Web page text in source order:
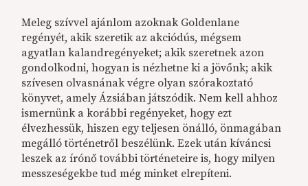
Meleg szívvel ajánlom azoknak Goldenlane
regényét, akik szeretik az akciódús, mégsem
agyatlan kalandregényeket; akik szeretnek azon
gondolkodni, hogyan is nézhetne ki a jövőnk; akik
szívesen olvasnának végre olyan szórakoztató
könyvet, amely Ázsiában játszódik. Nem kell ahhoz
ismernünk a korábbi regényeket, hogy ezt
élvezhessük, hiszen egy teljesen önálló, önmagában
megálló történetről beszélünk. Ezek után kíváncsi
leszek az írónő további történeteire is, hogy milyen
messzeségekbe tud még minket elrepíteni.